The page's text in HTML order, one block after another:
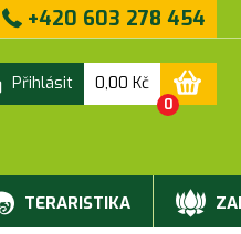
+420 603 278 454
Přihlásit 0,00 Kč
0
TERARISTIKA